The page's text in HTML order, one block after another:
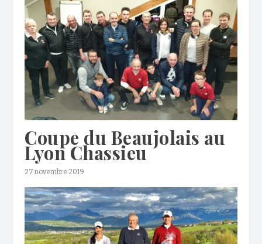
Coupe du Beaujolais au
Lyon Chassieu
27 novembre 2019